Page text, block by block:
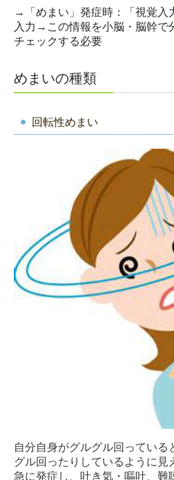
→「めまい」発症時：
「 視覚入
入力→この情報を小脳・脳幹で
チェックする必要
めまいの種類
回転性めまい
自分自身がグルグル回っている
グル回ったりしているように見
急に発症し、吐き気・嘔吐、難